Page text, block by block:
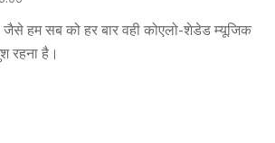
जैसे हम सब को हर बार वही कोएलो-शेडेड म्यूजिक
रहना है।